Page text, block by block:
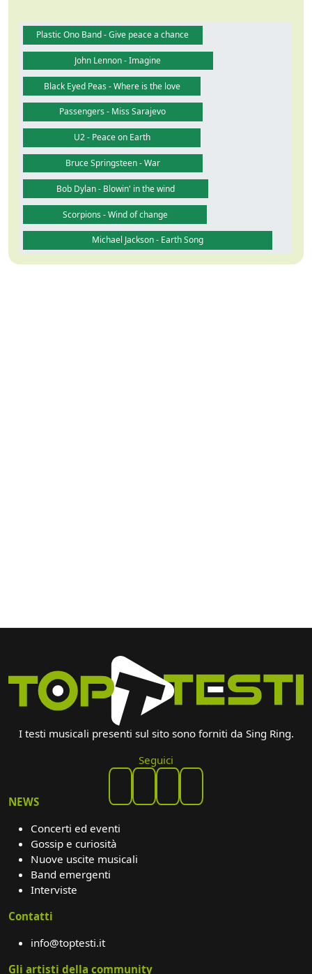
Plastic Ono Band - Give peace a chance
John Lennon - Imagine
Black Eyed Peas - Where is the love
Passengers - Miss Sarajevo
U2 - Peace on Earth
Bruce Springsteen - War
Bob Dylan - Blowin' in the wind
Scorpions - Wind of change
Michael Jackson - Earth Song
I testi musicali presenti sul sito sono forniti da Sing Ring.
Seguici
NEWS
Concerti ed eventi
Gossip e curiosità
Nuove uscite musicali
Band emergenti
Interviste
Contatti
info@toptesti.it
Gli artisti della community